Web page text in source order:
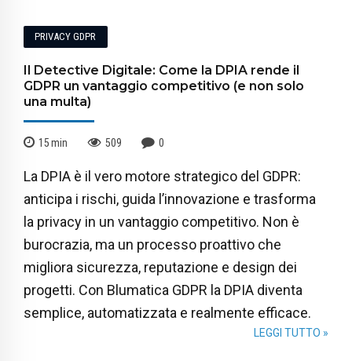
PRIVACY GDPR
Il Detective Digitale: Come la DPIA rende il
GDPR un vantaggio competitivo (e non solo
una multa)
15min 509 0
La DPIA è il vero motore strategico del GDPR:
anticipa i rischi, guida l’innovazione e trasforma
la privacy in un vantaggio competitivo. Non è
burocrazia, ma un processo proattivo che
migliora sicurezza, reputazione e design dei
progetti. Con Blumatica GDPR la DPIA diventa
semplice, automatizzata e realmente efficace.
LEGGI TUTTO »